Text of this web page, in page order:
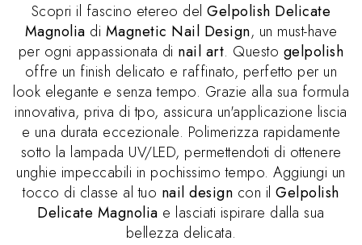
Scopri il fascino etereo delGelpolish Delicate
Magnolia di Magnetic Nail Design, un must-have
per ogni appassionata di nail art. Questo gelpolish
offre un finish delicato e raffinato, perfetto per un
look elegante e senza tempo. Grazie alla sua formula
innovativa, priva di tpo, assicura un'applicazione liscia
e una durata eccezionale. Polimerizza rapidamente
sotto la lampada UV/LED, permettendoti di ottenere
unghie impeccabili in pochissimo tempo. Aggiungi un
tocco di classe al tuo nail design con ilGelpolish
Delicate Magnolia e lasciati ispirare dalla sua
bellezza delicata.